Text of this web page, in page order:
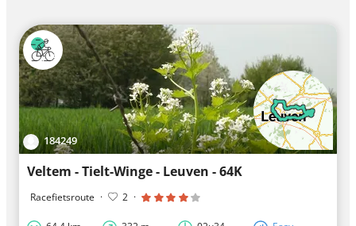
184249
Veltem - Tielt-Winge - Leuven - 64K
Racefietsroute · 2 ·